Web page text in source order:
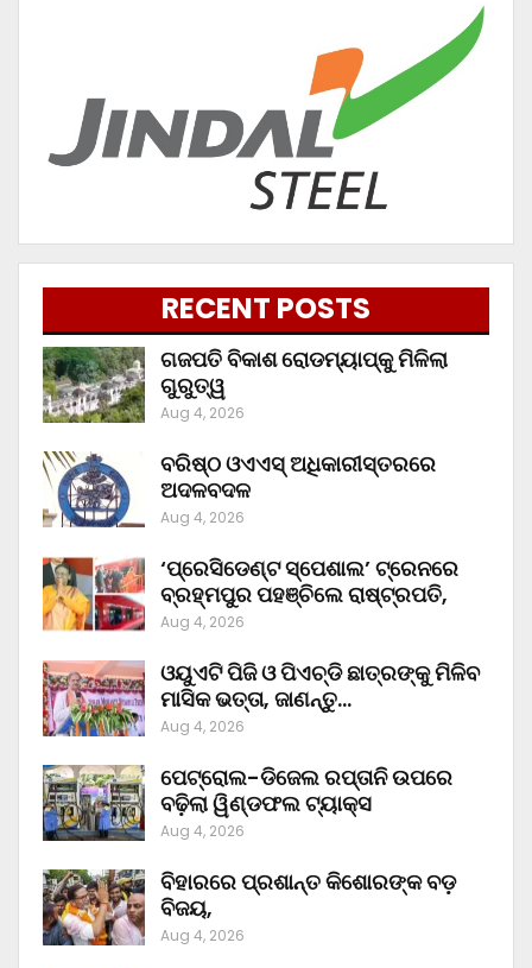
RECENT POSTS
ଗଜପତି ବିକାଶ ରୋଡମ୍ୟାପ୍‌କୁ ମିଳିଲା
ଗୁରୁତ୍ୱ
Aug 4, 2026
ବରିଷ୍ଠ ଓଏଏସ୍‌ ଅଧିକାରୀସ୍ତରରେ
ଅଦଳବଦଳ
Aug 4, 2026
‘ପ୍ରେସିଡେଣ୍ଟ ସ୍ପେଶାଲ’ ଟ୍ରେନରେ
ବ୍ରହ୍ମପୁର ପହଞ୍ଚିଲେ ରାଷ୍ଟ୍ରପତି,
Aug 4, 2026
ଓୟୁଏଟି ପିଜି ଓ ପିଏଚ୍‌ଡି ଛାତ୍ରଙ୍କୁ ମିଳିବ
ମାସିକ ଭତ୍ତା, ଜାଣନ୍ତୁ…
Aug 4, 2026
ପେଟ୍ରୋଲ-ଡିଜେଲ ରପ୍ତାନି ଉପରେ
ବଢ଼ିଲା ୱିଣ୍ଡଫଲ ଟ୍ୟାକ୍ସ
Aug 4, 2026
ବିହାରରେ ପ୍ରଶାନ୍ତ କିଶୋରଙ୍କ ବଡ଼
ବିଜୟ,
Aug 4, 2026